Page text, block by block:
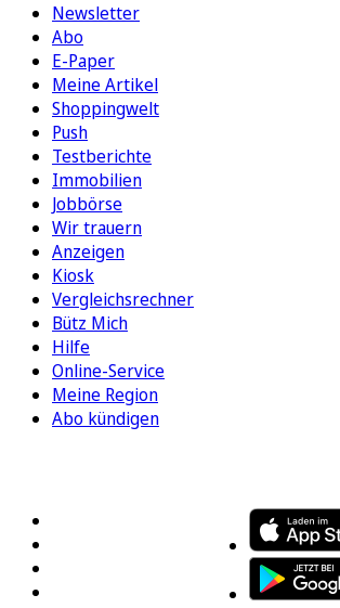
Newsletter
Abo
E-Paper
Meine Artikel
Shoppingwelt
Push
Testberichte
Immobilien
Jobbörse
Wir trauern
Anzeigen
Kiosk
Vergleichsrechner
Bütz Mich
Hilfe
Online-Service
Meine Region
Abo kündigen